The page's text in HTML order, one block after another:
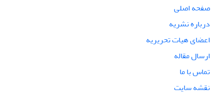
صفحه اصلی
درباره نشریه
اعضای هیات تحریریه
ارسال مقاله
تماس با ما
نقشه سایت